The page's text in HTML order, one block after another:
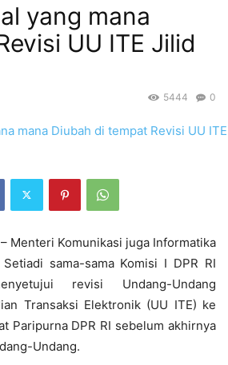
yang mana
UU ITE Jilid
0
5444
Menteri Komunikasi juga Informatika
sama-sama Komisi I DPR RI
revisi Undang-Undang
Transaksi Elektronik (UU ITE) ke
Paripurna DPR RI sebelum akhirnya
Undang.